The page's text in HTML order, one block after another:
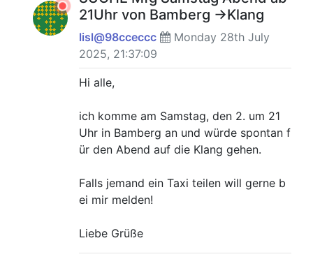
21Uhr von Bamberg ->Klang
lisl@98cceccc
Monday 28th July
2025, 21:37:09
Hi alle,
ich komme am Samstag, den 2. um 21
Uhr in Bamberg an und würde spontan f
ür den Abend auf die Klang gehen.
Falls jemand ein Taxi teilen will gerne b
ei mir melden!
Liebe Grüße